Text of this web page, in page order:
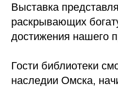
Выставка
раскрывающих
достижения нашего
Гости библиотеки
наследии Омска,